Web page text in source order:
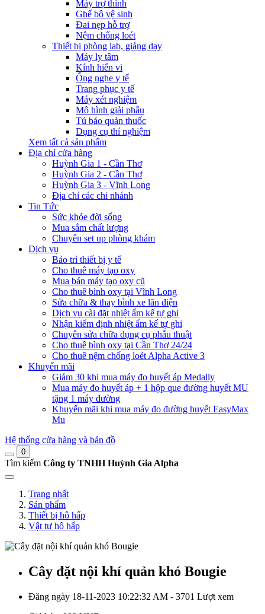
Máy trợ thính
Ghế bô vệ sinh
Đai nẹp hỗ trợ
Nệm chống loét
Thiết bị phòng lab, giảng dạy
Máy ly tâm
Kính hiển vi
Ống nghe y tế
Trang phục y tế
Máy xét nghiệm
Mô hình giải phẫu
Tủ bảo quản thuốc
Dụng cụ thí nghiệm
Xem tất cả sản phẩm
Địa chỉ cửa hàng
Huỳnh Gia 1 - Cần Thơ
Huỳnh Gia 2 - Cần Thơ
Huỳnh Gia 3 - Vĩnh Long
Địa chỉ các chi nhánh
Tin Tức
Sức khỏe đời sống
Mua sắm chất lượng
Chuyên set up phòng khám
Dịch vụ
Bảo trì thiết bị y tế
Cho thuê máy tạo oxy
Mua bán máy tạo oxy cũ
Cho thuê bình oxy tại Vĩnh Long
Sửa chữa & thay bình xe lăn điện
Dịch vụ cài đặt nhiệt ẩm kế tự ghi
Nhận kiểm định nhiệt ẩm kế tự ghi
Chuyên sửa chữa dụng cụ phẫu thuật
Cho thuê bình oxy tại Cần Thơ 24/24
Cho thuê nệm chống loét Alpha Active 3
Khuyến mãi
Giảm 30 khi mua máy đo huyết áp Medally
Mua máy đo huyết áp + 1 hộp que đường huyết MU
tặng 1 máy đường
Khuyến mãi khi mua máy đo đường huyết EasyMax
Mu
Hệ thống cửa hàng và bản đồ
0
Tìm kiếm Công ty TNHH Huỳnh Gia Alpha
Trang nhất
Sản phẩm
Thiết bị hô hấp
Vật tư hô hấp
Cây đặt nội khí quản khó Bougie
Đăng ngày 18-11-2023 10:22:32 AM - 3701 Lượt xem